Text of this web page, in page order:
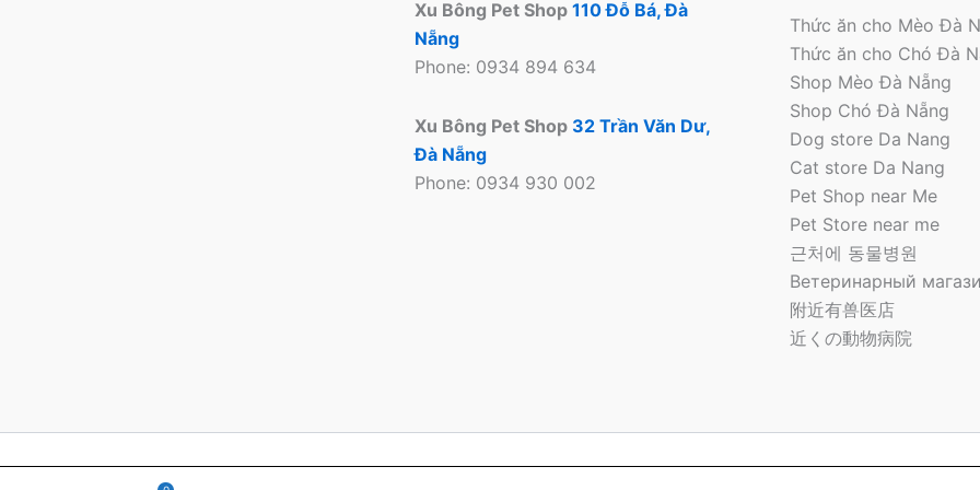
Xu Bông Pet Shop 110 Đỗ Bá, Đà
Nẵng
Phone: 0934 894 634
Xu Bông Pet Shop 32 Trần Văn Dư,
Đà Nẵng
Phone: 0934 930 002
Thức ăn cho Mèo Đà
Thức ăn cho Chó Đà
Shop Mèo Đà Nẵng
Shop Chó Đà Nẵng
Dog store Da Nang
Cat store Da Nang
Pet Shop near Me
Pet Store near me
근처에 동물병원
Ветеринарный
附近有兽医店
近くの動物病院